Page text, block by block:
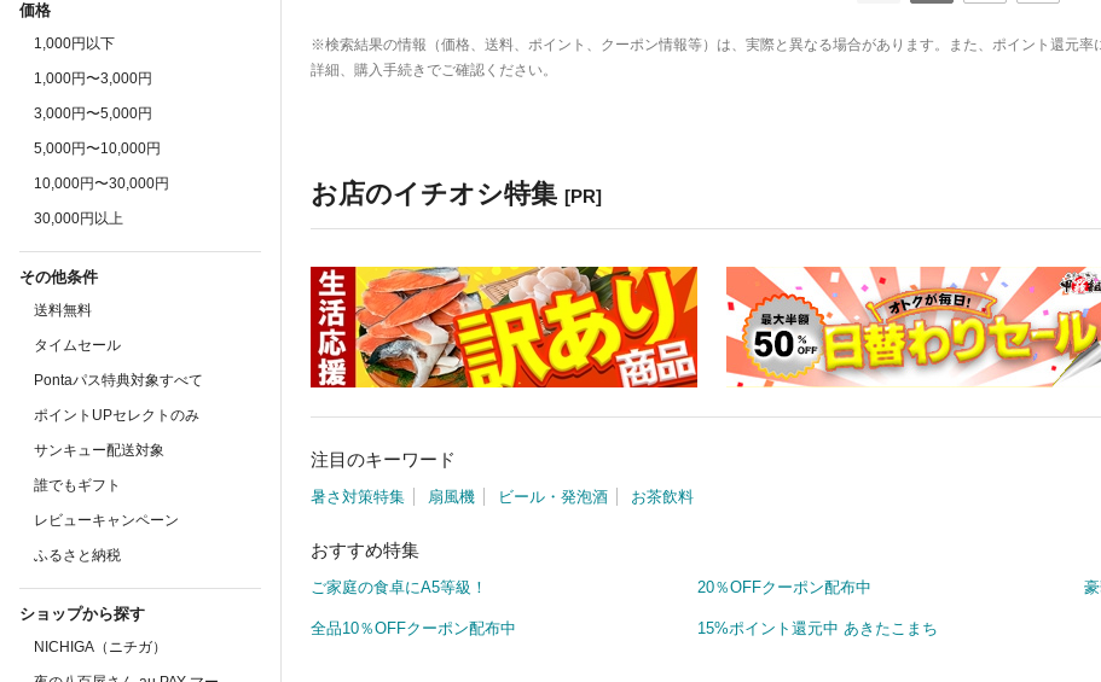
価格
1,000円以下
1,000円〜3,000円
3,000円〜5,000円
5,000円〜10,000円
10,000円〜30,000円
30,000円以上
その他条件
送料無料
タイムセール
Pontaパス特典対象すべて
ポイントUPセレクトのみ
サンキュー配送対象
誰でもギフト
レビューキャンペーン
ふるさと納税
ショップから探す
NICHIGA（ニチガ）
※検索結果の情報（価格、送料、ポイント、クーポン情報等）は、実際と異なる場合があります。また、ポイント還元
詳細、購入手続きでご確認ください。
お店のイチオシ特集 [PR]
注目のキーワード
暑さ対策特集 扇風機 ビール・発泡酒 お茶飲料
おすすめ特集
ご家庭の食卓にA5等級！ 20％OFFクーポン配布中
全品10％OFFクーポン配布中 15%ポイント還元中 あきたこまち